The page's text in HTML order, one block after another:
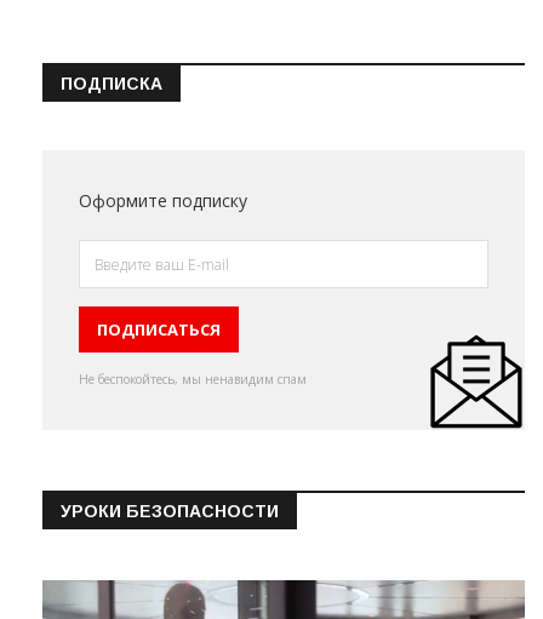
ПОДПИСКА
Оформите подписку
Не беспокойтесь, мы ненавидим спам
УРОКИ БЕЗОПАСНОСТИ